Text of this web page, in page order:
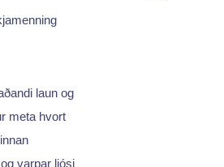
laun og
meta hvort
varpar ljósi